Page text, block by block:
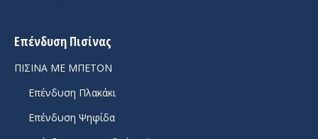
Επένδυση Πισίνας
ΠΙΣΙΝΑ ΜΕ ΜΠΕΤΟΝ
Επένδυση Πλακάκι
Επένδυση Ψηφίδα